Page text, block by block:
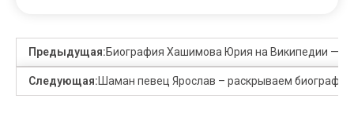
Предыдущая:Биография Хашимова Юрия на Википедии —
Следующая:Шаман певец Ярослав – раскрываем биографию